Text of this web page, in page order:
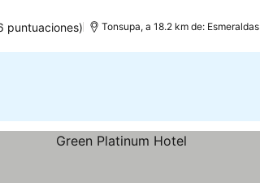
puntuaciones) Tonsupa, a 18.2 km de: Esmeraldas